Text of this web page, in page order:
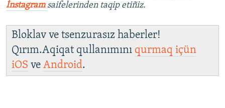
İnstagram saifelerinden taqip etiñiz.
Bloklav ve tsenzurasız haberler!
Qırım.Aqiqat qullanımını qurmaq içün
iOS ve Android.